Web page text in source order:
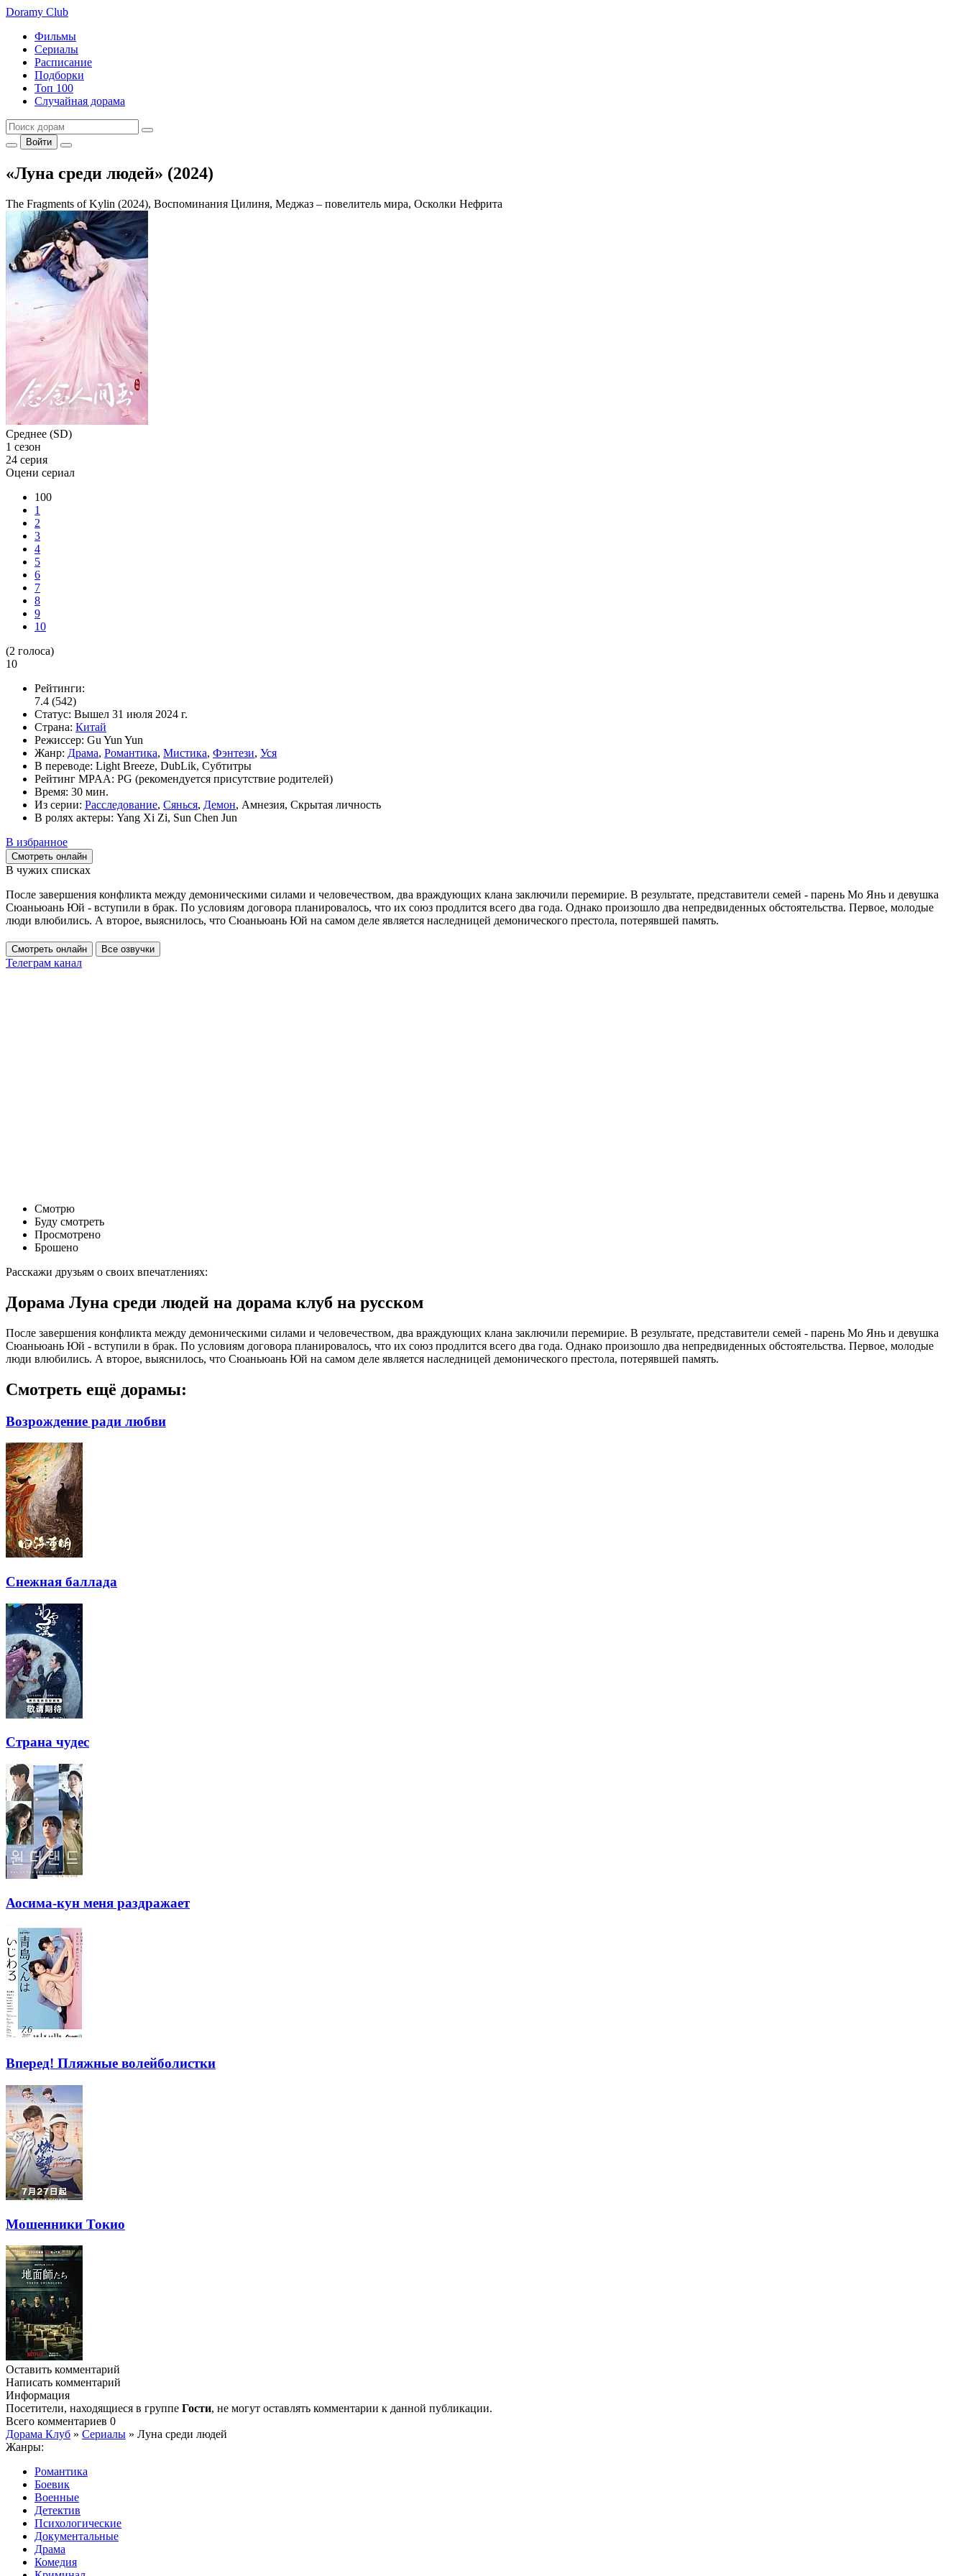
Doramy Club
Фильмы
Сериалы
Расписание
Подборки
Топ 100
Случайная дорама
Войти
«Луна среди людей» (2024)
The Fragments of Kylin (2024), Воспоминания Цилиня, Меджаз – повелитель мира, Осколки Нефрита
Среднее (SD)
1 сезон
24 серия
Оцени сериал
100
1
2
3
4
5
6
7
8
9
10
(2 голоса)
10
Рейтинги:
7.4 (542)
Статус: Вышел 31 июля 2024 г.
Страна: Китай
Режиссер: Gu Yun Yun
Жанр: Драма, Романтика, Мистика, Фэнтези, Уся
В переводе: Light Breeze, DubLik, Субтитры
Рейтинг MPAA: PG (рекомендуется присутствие родителей)
Время: 30 мин.
Из серии: Расследование, Сянься, Демон, Амнезия, Скрытая личность
В ролях актеры: Yang Xi Zi, Sun Chen Jun
В избранное
Смотреть онлайн
В чужих списках
После завершения конфликта между демоническими силами и человечеством, два враждующих клана заключили перемирие. В результате, представители семей - парень Мо Янь и девушка
Сюаньюань Юй - вступили в брак. По условиям договора планировалось, что их союз продлится всего два года. Однако произошло два непредвиденных обстоятельства. Первое, молодые
люди влюбились. А второе, выяснилось, что Сюаньюань Юй на самом деле является наследницей демонического престола, потерявшей память.
Смотреть онлайн Все озвучки
Телеграм канал
Смотрю
Буду смотреть
Просмотрено
Брошено
Расскажи друзьям о своих впечатлениях:
Дорама Луна среди людей на дорама клуб на русском
После завершения конфликта между демоническими силами и человечеством, два враждующих клана заключили перемирие. В результате, представители семей - парень Мо Янь и девушка
Сюаньюань Юй - вступили в брак. По условиям договора планировалось, что их союз продлится всего два года. Однако произошло два непредвиденных обстоятельства. Первое, молодые
люди влюбились. А второе, выяснилось, что Сюаньюань Юй на самом деле является наследницей демонического престола, потерявшей память.
Смотреть ещё дорамы:
Возрождение ради любви
Снежная баллада
Страна чудес
Аосима-кун меня раздражает
Вперед! Пляжные волейболистки
Мошенники Токио
Оставить комментарий
Написать комментарий
Информация
Посетители, находящиеся в группе Гости, не могут оставлять комментарии к данной публикации.
Всего комментариев 0
Дорама Клуб » Сериалы » Луна среди людей
Жанры:
Романтика
Боевик
Военные
Детектив
Психологические
Документальные
Драма
Комедия